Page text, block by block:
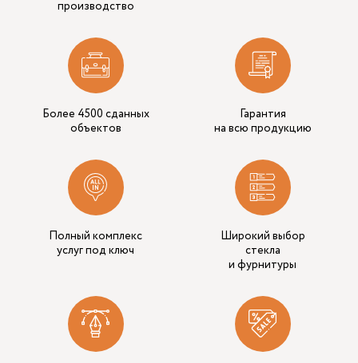
производство
Более 4500 сданных
объектов
Гарантия
на всю продукцию
Полный комплекс
услуг под ключ
Широкий выбор
стекла
и фурнитуры